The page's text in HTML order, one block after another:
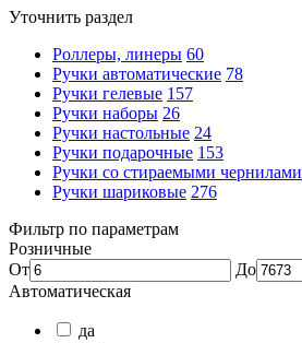
Уточнить раздел
Роллеры, линеры 60
Ручки автоматические 78
Ручки гелевые 157
Ручки наборы 26
Ручки настольные 24
Ручки подарочные 153
Ручки со стираемыми чернилами
Ручки шариковые 276
Фильтр по параметрам
Розничные
От
До
Автоматическая
да